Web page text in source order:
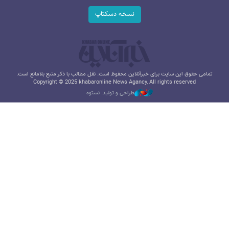
نسخه دسکتاپ
تمامی حقوق این سایت برای خبرآنلاین محفوظ است. نقل مطالب با ذکر منبع بلامانع است.
Copyright © 2025 khabaronline News Agancy, All rights reserved
طراحی و تولید: نستوه